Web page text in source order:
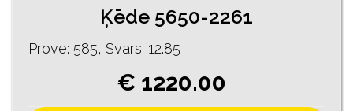
Ķēde 5650-2261
Prove: 585, Svars: 12.85
€ 1220.00